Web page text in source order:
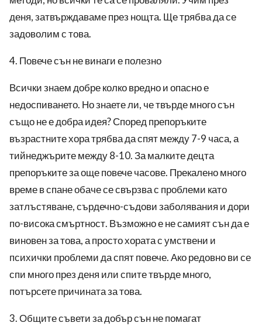
деня, затвърждаваме през нощта. Ще трябва да се
задоволим с това.
4. Повече сън не винаги е полезно
Всички знаем добре колко вредно и опасно е
недоспиването. Но знаете ли, че твърде много сън
също не е добра идея? Според препоръките
възрастните хора трябва да спят между 7-9 часа, а
тийнеджърите между 8-10. За малките децта
препоръките за още повече часове. Прекалено много
време в спане обаче се свързва с проблеми като
затлъстяване, сърдечно-съдови заболявания и дори
по-висока смъртност. Възможно е не самият сън да е
виновен за това, а просто хората с умствени и
психички проблеми да спят повече. Ако редовно ви се
спи много през деня или спите твърде много,
потърсете причината за това.
3. Общите съвети за добър сън не помагат